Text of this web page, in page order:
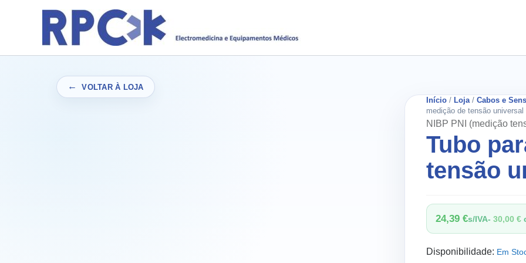
VOLTAR À LOJA
Início/ Loja/ Cabos e
medição de tensão universal
NIBP PNI (medição
Tubo
tensão
24,39 €s/IVA- 30,00 €
Disponibilidade: Em